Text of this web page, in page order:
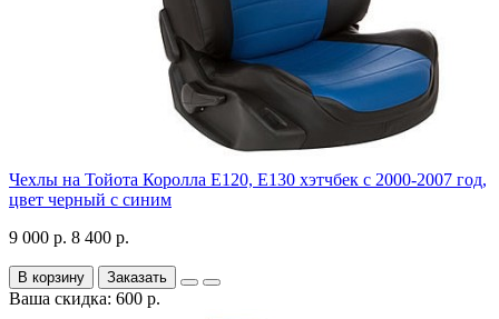
Чехлы на Тойота Королла Е120, Е130 хэтчбек с 2000-2007 год,
цвет черный с синим
9 000 р. 8 400 р.
В корзину Заказать
Ваша скидка: 600 р.